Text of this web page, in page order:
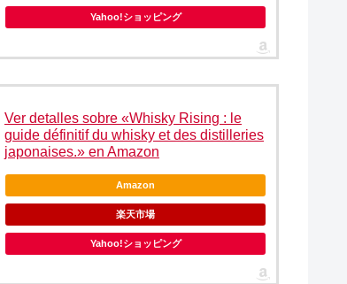
Yahoo!ショッピング
Ver detalles sobre «Whisky Rising : le
guide définitif du whisky et des distilleries
japonaises.» en Amazon
Amazon
楽天市場
Yahoo!ショッピング